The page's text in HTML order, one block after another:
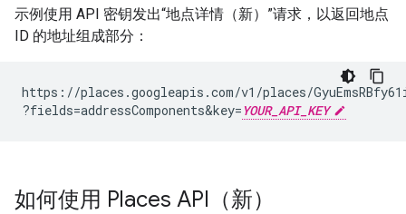
示例使用 API 密钥发出“地点详情（新）”请求，以返回地点
ID 的地址组成部分：
https://places.googleapis.com/v1/places/
?fields=addressComponents&key= YOUR_API_KEY
如何使用 Places API（新）